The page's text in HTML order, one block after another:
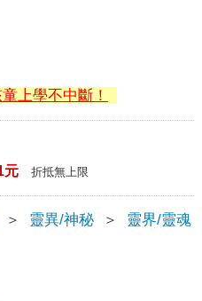
上學不中斷！
元 折抵無上限
＞ 靈異/神秘 ＞ 靈界/靈魂